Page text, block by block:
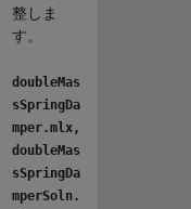
整しま
す。
doubleMas
sSpringDa
mper.mlx,
doubleMas
sSpringDa
mperSoln.